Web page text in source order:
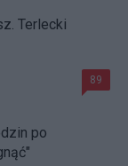
Terlecki
89
po